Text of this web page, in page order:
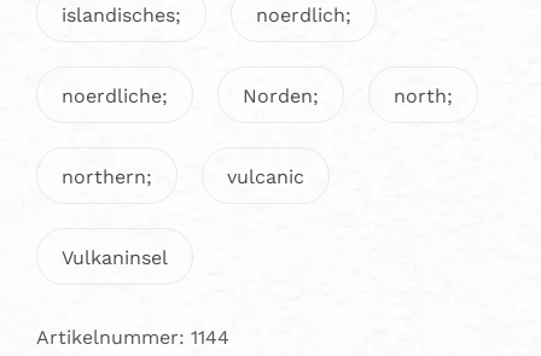
islandisches; noerdlich;
noerdliche; Norden; north;
northern; vulcanic
Vulkaninsel
Artikelnummer: 1144